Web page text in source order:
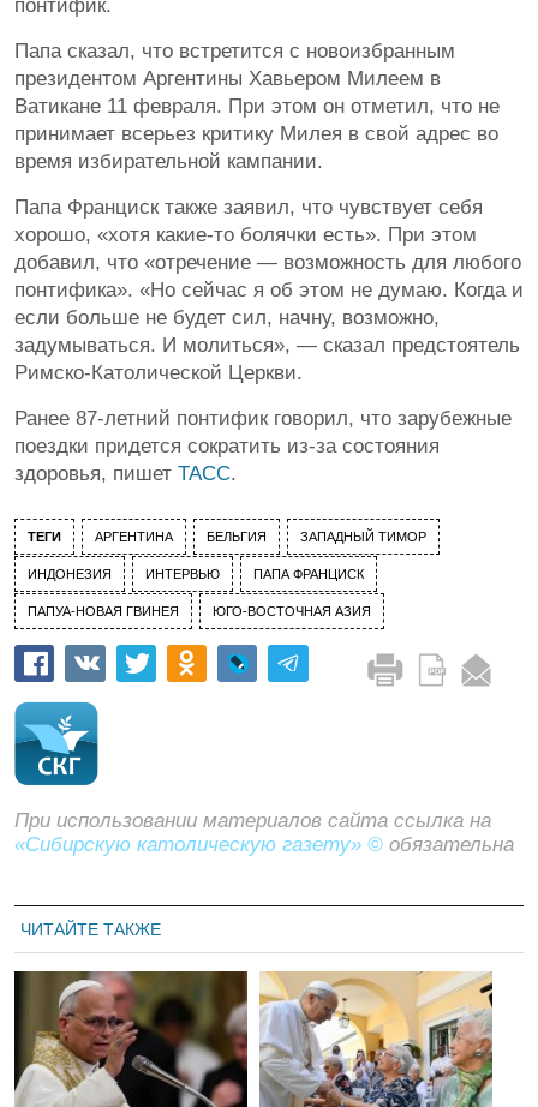
понтифик.
Папа сказал, что встретится с новоизбранным
президентом Аргентины Хавьером Милеем в
Ватикане 11 февраля. При этом он отметил, что не
принимает всерьез критику Милея в свой адрес во
время избирательной кампании.
Папа Франциск также заявил, что чувствует себя
хорошо, «хотя какие-то болячки есть». При этом
добавил, что «отречение — возможность для любого
понтифика». «Но сейчас я об этом не думаю. Когда и
если больше не будет сил, начну, возможно,
задумываться. И молиться», — сказал предстоятель
Римско-Католической Церкви.
Ранее 87-летний понтифик говорил, что зарубежные
поездки придется сократить из-за состояния
здоровья, пишет ТАСС.
ТЕГИ АРГЕНТИНА БЕЛЬГИЯ ЗАПАДНЫЙ ТИМОР
ИНДОНЕЗИЯ ИНТЕРВЬЮ ПАПА ФРАНЦИСК
ПАПУА-НОВАЯ ГВИНЕЯ ЮГО-ВОСТОЧНАЯ АЗИЯ
При использовании материалов сайта ссылка на
«Сибирскую католическую газету» © обязательна
ЧИТАЙТЕ ТАКЖЕ